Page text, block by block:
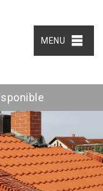
MENU